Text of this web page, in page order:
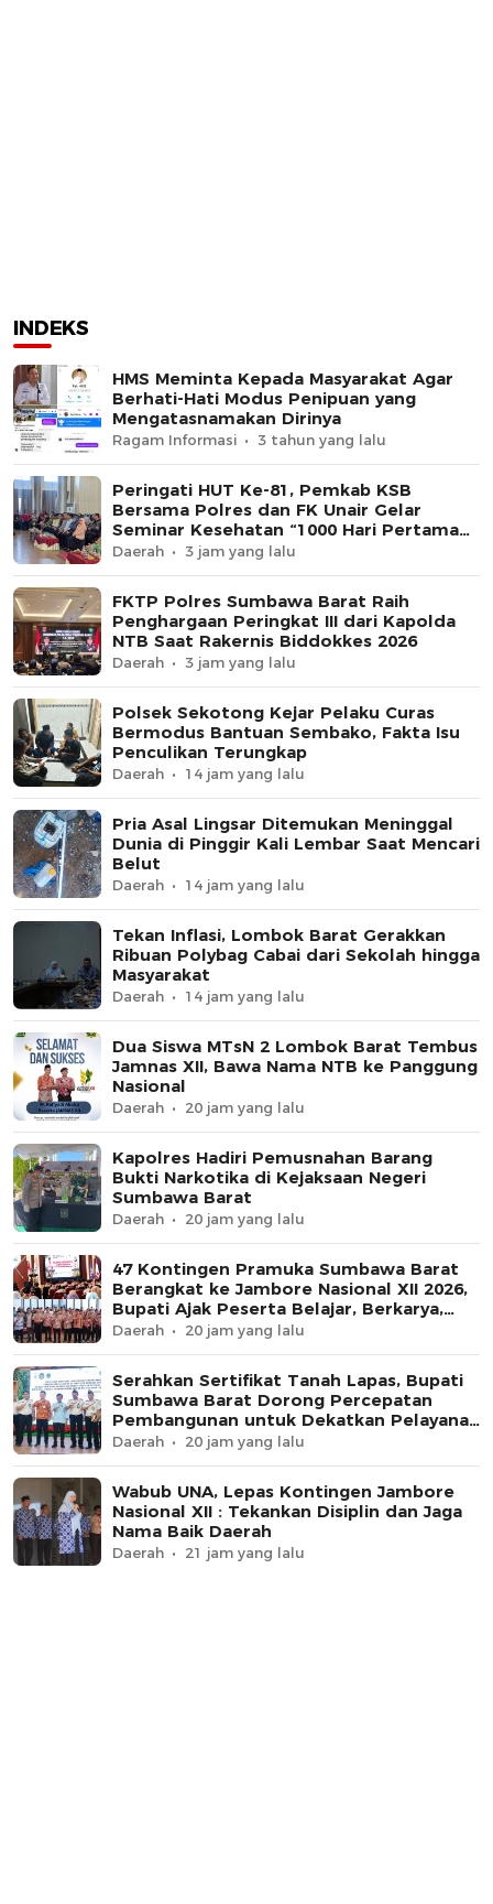
INDEKS
HMS Meminta Kepada Masyarakat Agar
Berhati-Hati Modus Penipuan yang
Mengatasnamakan Dirinya
Ragam Informasi 3 tahun yang lalu
Peringati HUT Ke-81, Pemkab KSB
Bersama Polres dan FK Unair Gelar
Seminar Kesehatan “1000 Hari Pertama
Kehidupan”
Daerah 3 jam yang lalu
FKTP Polres Sumbawa Barat Raih
Penghargaan Peringkat III dari Kapolda
NTB Saat Rakernis Biddokkes 2026
Daerah 3 jam yang lalu
Polsek Sekotong Kejar Pelaku Curas
Bermodus Bantuan Sembako, Fakta Isu
Penculikan Terungkap
Daerah 14 jam yang lalu
Pria Asal Lingsar Ditemukan Meninggal
Dunia di Pinggir Kali Lembar Saat Mencari
Belut
Daerah 14 jam yang lalu
Tekan Inflasi, Lombok Barat Gerakkan
Ribuan Polybag Cabai dari Sekolah hingga
Masyarakat
Daerah 14 jam yang lalu
Dua Siswa MTsN 2 Lombok Barat Tembus
Jamnas XII, Bawa Nama NTB ke Panggung
Nasional
Daerah 20 jam yang lalu
Kapolres Hadiri Pemusnahan Barang
Bukti Narkotika di Kejaksaan Negeri
Sumbawa Barat
Daerah 20 jam yang lalu
47 Kontingen Pramuka Sumbawa Barat
Berangkat ke Jambore Nasional XII 2026,
Bupati Ajak Peserta Belajar, Berkarya,
dan Harumkan Nama Daerah
Daerah 20 jam yang lalu
Serahkan Sertifikat Tanah Lapas, Bupati
Sumbawa Barat Dorong Percepatan
Pembangunan untuk Dekatkan Pelayanan
Pemasyarakatan
Daerah 20 jam yang lalu
Wabub UNA, Lepas Kontingen Jambore
Nasional XII : Tekankan Disiplin dan Jaga
Nama Baik Daerah
Daerah 21 jam yang lalu